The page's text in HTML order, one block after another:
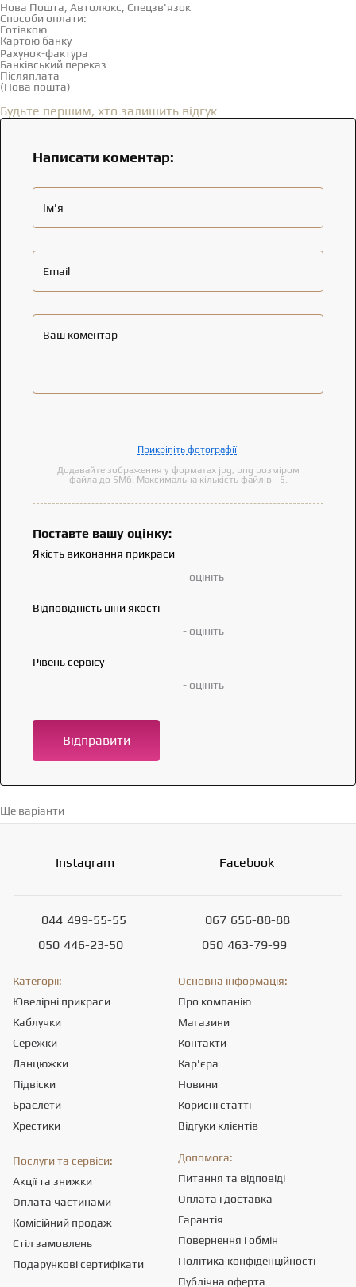
Нова Пошта, Автолюкс, Спецзв'язок
Способи оплати:
Готівкою
Картою банку
Рахунок-фактура
Банківський переказ
Післяплата
(Нова пошта)
Будьте першим, хто залишить відгук
Написати коментар:
Ім'я
Email
Ваш коментар
Прикріпіть фотографії
Додавайте зображення у форматах jpg, png розміром
файла до 5Мб. Максимальна кількість файлів - 5.
Поставте вашу оцінку:
Якість виконання прикраси
- оцініть
Відповідність ціни якості
- оцініть
Рівень сервісу
- оцініть
Відправити
Ще варіанти
Instagram Facebook
044 499-55-55
050 446-23-50
067 656-88-88
050 463-79-99
Категорії:
Ювелірні прикраси
Каблучки
Сережки
Ланцюжки
Підвіски
Браслети
Хрестики
Основна інформація:
Про компанію
Магазини
Контакти
Кар'єра
Новини
Корисні статті
Відгуки клієнтів
Послуги та сервіси:
Акції та знижки
Оплата частинами
Комісійний продаж
Стіл замовлень
Подарункові сертифікати
Допомога:
Питання та відповіді
Оплата і доставка
Гарантія
Повернення і обмін
Політика конфіденційності
Публічна оферта